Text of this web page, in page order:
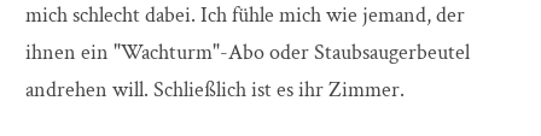
mich schlecht dabei. Ich fühle mich wie jemand, der
ihnen ein "Wachturm"-Abo oder Staubsaugerbeutel
andrehen will. Schließlich ist es ihr Zimmer.